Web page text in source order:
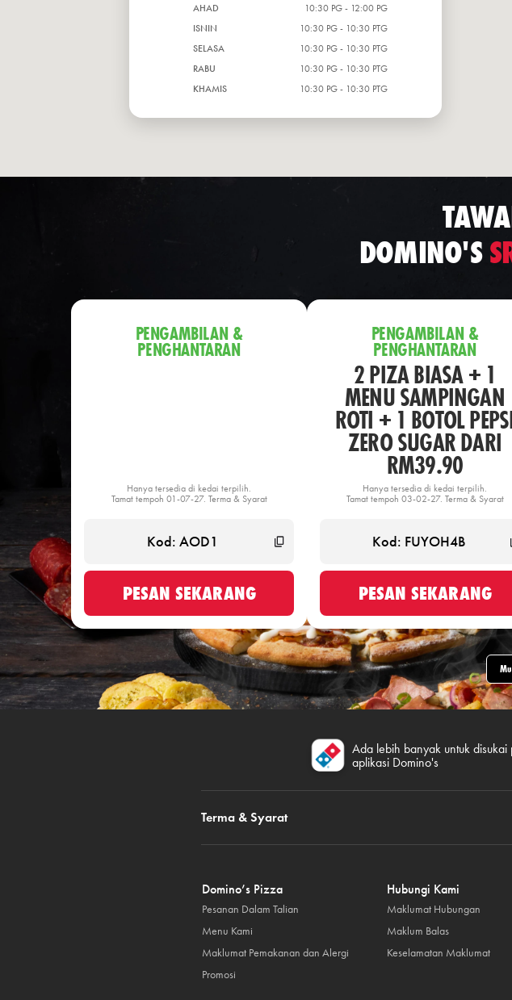
AHAD
10:30 PG - 12:00 PG
ISNIN
10:30 PG - 10:30 PTG
SELASA
10:30 PG - 10:30 PTG
RABU
10:30 PG - 10:30 PTG
KHAMIS
10:30 PG - 10:30 PTG
DOMINO'S
PENGAMBILAN &
PENGHANTARAN
Hanya tersedia di kedai terpilih.
Tamat tempoh 01-07-27. Terma & Syarat
PESAN SEKARANG
PENGAMBILAN &
PENGHANTARAN
2 PIZA BIASA + 1
MENU SAMPINGAN
ROTI + 1 BOTOL
ZERO SUGAR DARI
RM39.90
Hanya tersedia di kedai terpilih.
Tamat tempoh 03-02-27. Terma & Syarat
PESAN SEKARANG
Ada lebih banyak untuk disukai
aplikasi Domino's
Terma & Syarat
Domino’s Pizza
Pesanan Dalam Talian
Menu Kami
Maklumat Pemakanan dan Alergi
Promosi
Hubungi Kami
Maklumat Hubungan
Maklum Balas
Keselamatan Maklumat